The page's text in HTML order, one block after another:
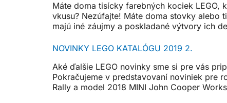
Máte doma tisícky farebných kociek LEGO,
vkusu? Nezúfajte! Máte doma stovky alebo
majú iné záujmy a poskladané výtvory ich
NOVINKY LEGO KATALÓGU 2019 2.
Aké ďalšie LEGO novinky sme si pre vás
Pokračujeme v predstavovaní noviniek pre
Rally a model 2018 MINI John Cooper